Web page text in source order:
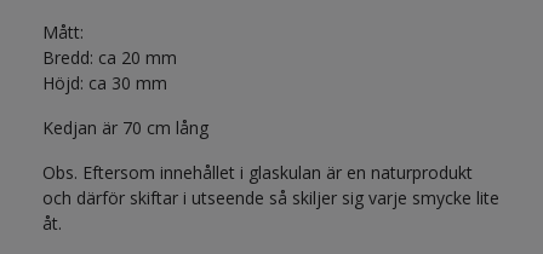
Mått:
Bredd: ca 20 mm
Höjd: ca 30 mm
Kedjan är 70 cm lång
Obs. Eftersom innehållet i glaskulan är en naturprodukt
och därför skiftar i utseende så skiljer sig varje smycke lite
åt.